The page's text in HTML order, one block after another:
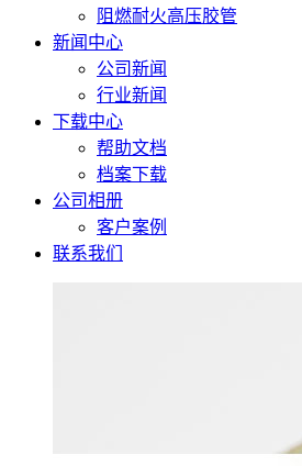
阻燃耐火高压胶管
新闻中心
公司新闻
行业新闻
下载中心
帮助文档
档案下载
公司相册
客户案例
联系我们